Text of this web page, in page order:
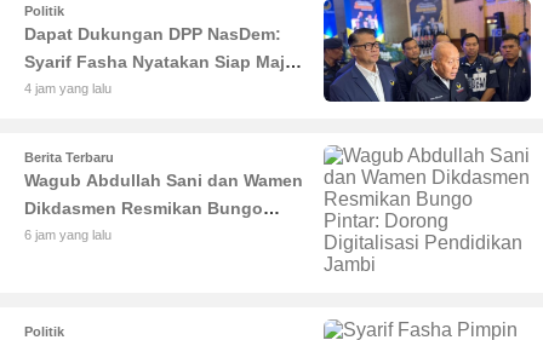
Politik
Dapat Dukungan DPP NasDem:
Syarif Fasha Nyatakan Siap Maju
di Pilgub Jambi
4 jam yang lalu
Berita Terbaru
Wagub Abdullah Sani dan Wamen
Dikdasmen Resmikan Bungo
Pintar: Dorong Digitalisasi
6 jam yang lalu
Politik